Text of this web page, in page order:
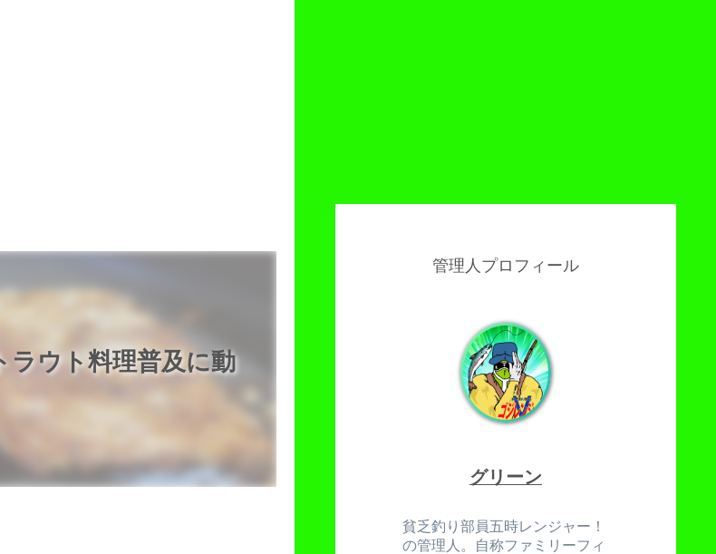
ウト料理普及に動
管理人プロフィール
グリーン
貧乏釣り部員五時レンジャー！
の管理人。自称ファミリーフィ